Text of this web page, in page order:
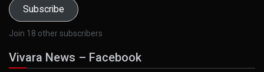
Subscribe
Join 18 other subscribers
Vivara News – Facebook